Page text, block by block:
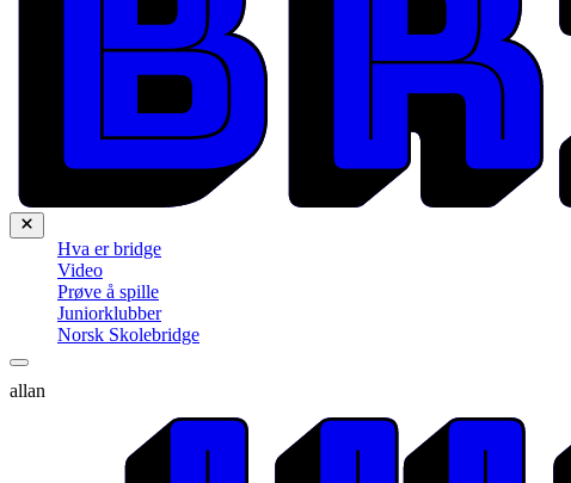
Hva er bridge
Video
Prøve å spille
Juniorklubber
Norsk Skolebridge
allan